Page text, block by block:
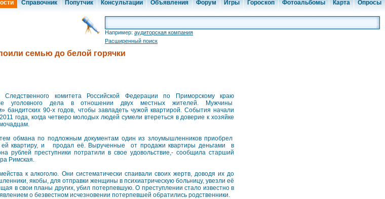
Справочник Попутчик Консультации Объявления Форум Игры Гороскоп Фотоальбомы Карта Опросы
Например: аудиторская компания
Расширенный поиск
семью до белой горячки
Следственного комитета Российской Федерации по Приморскому краю
уголовного дела в отношении двух местных жителей. Мужчины
бандитских 90-х годов, чтобы завладеть чужой квартирой. События начали
года, когда четверо молодых людей сумели втереться в доверие к хозяйке
обмана по подложным документам один из злоумышленников приобрел
квартиру, и продал её. Вырученные от продажи квартиры деньгами в
рублей преступники потратили в свое удовольствие,- сообщила старший
Римская.
к алкоголю. Они систематически спаивали своих жертв, доводя их до
якобы, для отправки женщины в психиатрическую больницу, увезли её
в свои планы других, убил потерпевшую. О преступлении стало известно в
о безвестном исчезновении потерпевшей обратились родственники.